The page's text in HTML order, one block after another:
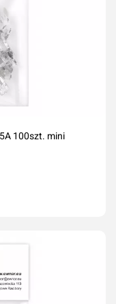
100szt. mini